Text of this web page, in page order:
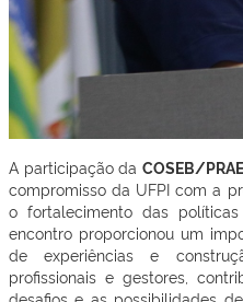
A participação da COSEB/
compromisso da UFPI com a
o fortalecimento das
encontro proporcionou um
de experiências e
profissionais e gestores,